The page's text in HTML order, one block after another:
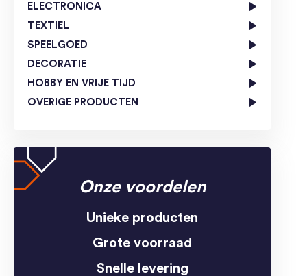
ELECTRONICA
TEXTIEL
SPEELGOED
DECORATIE
HOBBY EN VRIJE TIJD
OVERIGE PRODUCTEN
Onze voordelen
Unieke producten
Grote voorraad
Snelle levering